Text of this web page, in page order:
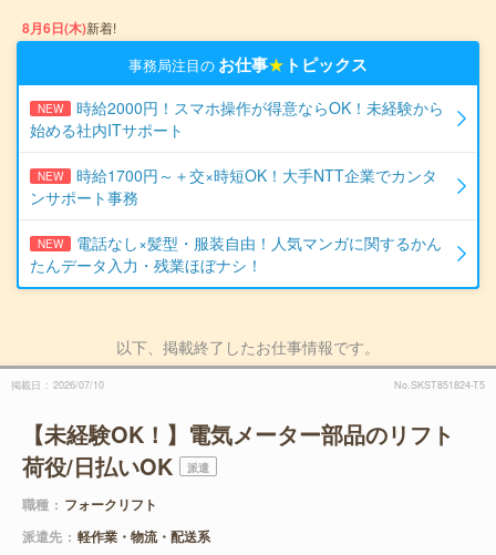
8月6日(木)新着!
事務局注目の お仕事★ トピックス
NEW
時給2000円！スマホ操作が得意ならOK！未経験から
始める社内ITサポート
NEW
時給1700円～＋交×時短OK！大手NTT企業でカンタ
ンサポート事務
NEW
電話なし×髪型・服装自由！人気マンガに関するかん
たんデータ入力・残業ほぼナシ！
以下、掲載終了したお仕事情報です。
掲載日 2026/07/10 No.SKST851824-T5
【未経験OK！】電気メーター部品のリフト
荷役/日払いOK
派遣
職種
フォークリフト
派遣先
軽作業・物流・配送系